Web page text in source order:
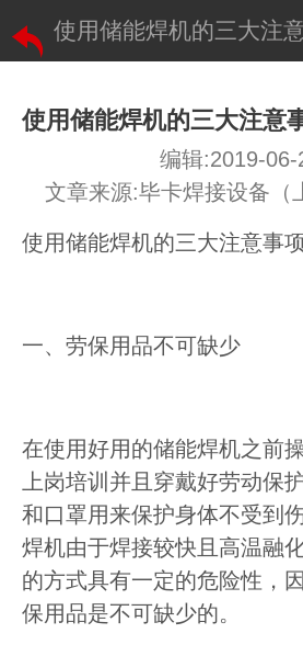
使用储能焊机的三大注意
编辑:2019-06-
文章来源:毕卡焊接设备（
使用储能焊机的三大注意事
一、劳保用品不可缺少
在使用好用的储能焊机之前
上岗培训并且穿戴好劳动保
和口罩用来保护身体不受到
焊机由于焊接较快且高温融
的方式具有一定的危险性，
保用品是不可缺少的。